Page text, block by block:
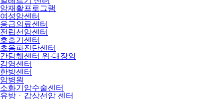
암재활프로그램
여성암센터
응급의료센터
전립선암센터
호흡기센터
초음파진단센터
간담췌센터 위·대장암
감염센터
한방센터
암병원
소화기암수술센터
유방ㆍ갑상선암 센터